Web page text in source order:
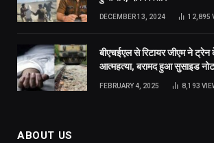
DECEMBER 13, 2024 12,895
बीएचईएल से रिटायर जीएम ने
आत्महत्या, बरामद हुआ सुसाइड नोट
FEBRUARY 4, 2025 8,193
ABOUT US